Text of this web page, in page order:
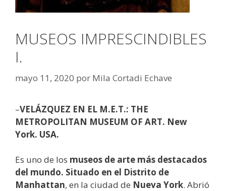
MUSEOS IMPRESCINDIBLES
I.
mayo 11, 2020 por Mila Cortadi Echave
–VELÁZQUEZ EN EL M.E.T.: THE
METROPOLITAN MUSEUM OF ART. New
York. USA.
Es uno de los museos de arte más destacados
del mundo. Situado en el Distrito de
Manhattan, en la ciudad de Nueva York. Abrió